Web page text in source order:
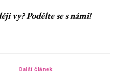
vy? Podělte se s námi!
Další článek